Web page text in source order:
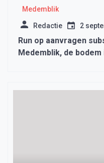
Medemblik
Redactie 2
Run op aanvragen
Medemblik, de